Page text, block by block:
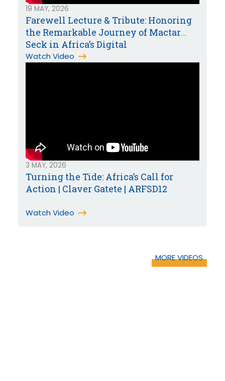
19 MAY, 2026
Farewell Lecture & Tribute: Honoring
the Remarkable Journey of Mactar
Seck in Africa’s Digital
Transformation
Watch Video
3 MAY, 2026
Turning the Tide: Africa’s Call for
Action | Claver Gatete | ARFSD12
Watch Video
MORE VIDEOS